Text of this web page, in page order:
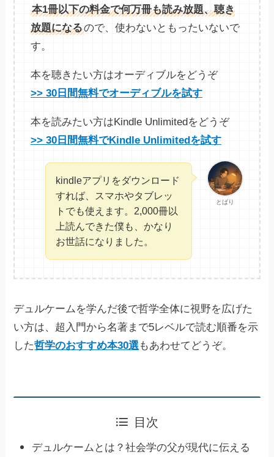
本1冊以下の料金で何万冊も読み放題、聴き
放題になるので、使わないともったいないで
す。
本を聴きたい方はオーディブルをどうぞ
>> 30日間無料でオーディブルを試す
本を読みたい方はKindle Unlimitedをどうぞ
>> 30日間無料でKindle Unlimitedを試す
とばり
kindleアプリをダウンロード
すれば、スマホやタブレッ
トでも使えます。2,000冊以
上読んできた僕も、かなり
お世話になりました。
デュルケームを学んだ後で哲学全体に視野を広げた
い方は、超入門から名著まで5レベルで読む順番を示
した哲学のおすすめ本30選もあわせてどうぞ。
目次
デュルケームとは？社会学の父が現代に伝える